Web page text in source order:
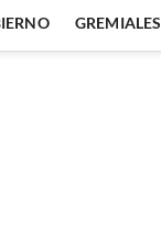
GREMIALES